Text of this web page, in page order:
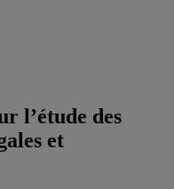
l’étude des
et